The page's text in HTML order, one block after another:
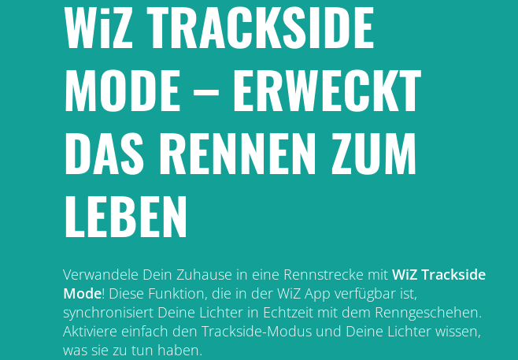
WiZ TRACKSIDE
MODE – ERWECKT
DAS RENNEN ZUM
LEBEN
Verwandele Dein Zuhause in eine Rennstrecke mitWiZ Trackside
Mode! Diese Funktion, die in der WiZ App verfügbar ist,
synchronisiert Deine Lichter in Echtzeit mit dem Renngeschehen.
Aktiviere einfach den Trackside-Modus und Deine Lichter wissen,
was sie zu tun haben.